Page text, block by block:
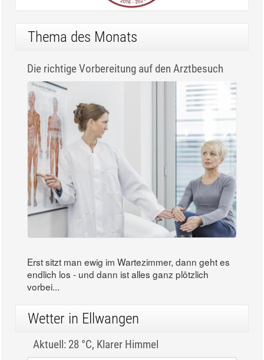
Thema des Monats
Die richtige Vorbereitung auf den Arztbesuch
Erst sitzt man ewig im Wartezimmer, dann geht es
endlich los - und dann ist alles ganz plötzlich
vorbei...
Wetter in Ellwangen
Aktuell: 28 °C, Klarer Himmel